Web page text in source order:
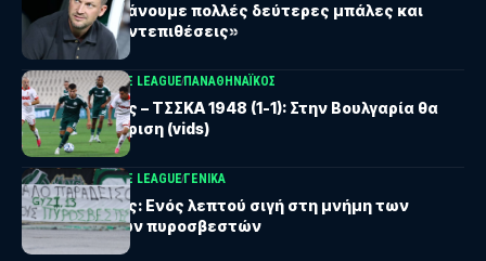
Νίστρουπ: «Χάνουμε πολλές δεύτερες μπάλες και
δεχόμαστε αντεπιθέσεις»
UEFA CONFERENCE LEAGUEΠΑΝΑΘΗΝΑΪΚΟΣ
Παναθηναϊκός – ΤΣΣΚΑ 1948 (1-1): Στην Βουλγαρία θα
κριθεί η πρόκριση (vids)
UEFA CONFERENCE LEAGUEΓΕΝΙΚΆ
Παναθηναϊκός: Ενός λεπτού σιγή στη μνήμη των
αδικοχαμένων πυροσβεστών